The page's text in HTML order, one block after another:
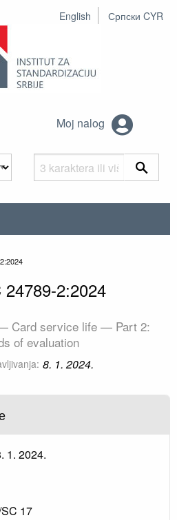
English Српски CYR
Moj nalog
2:2024
Card service life — Part 2:
of evaluation
8. 1. 2024.
1. 2024.
17